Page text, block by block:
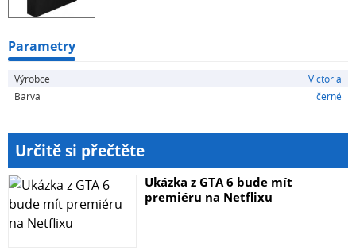
Parametry
Výrobce
Victoria
Barva
černé
Určitě si přečtěte
Ukázka z GTA 6 bude mít
premiéru na Netflixu